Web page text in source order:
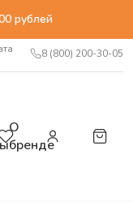
рублей
8 (800) 200-30-05
О
бренде